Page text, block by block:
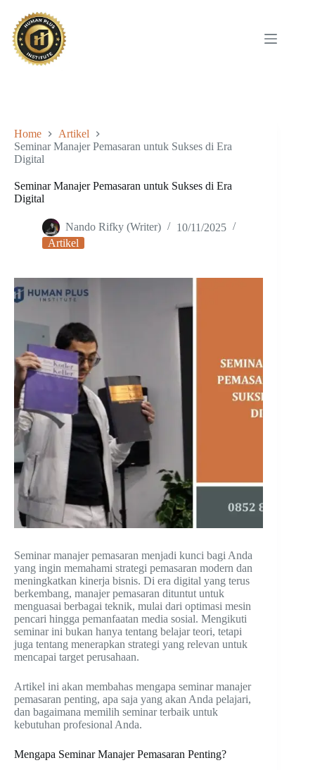
content
Home
Artikel
Seminar Manajer Pemasaran untuk Sukses di Era
Digital
Seminar Manajer Pemasaran untuk Sukses di Era
Digital
Nando Rifky (Writer)
10/11/2025
Artikel
Seminar manajer pemasaran menjadi kunci bagi Anda
yang ingin memahami strategi pemasaran modern dan
meningkatkan kinerja bisnis. Di era digital yang terus
berkembang, manajer pemasaran dituntut untuk
menguasai berbagai teknik, mulai dari optimasi mesin
pencari hingga pemanfaatan media sosial. Mengikuti
seminar ini bukan hanya tentang belajar teori, tetapi
juga tentang menerapkan strategi yang relevan untuk
mencapai target perusahaan.
Artikel ini akan membahas mengapa seminar manajer
pemasaran penting, apa saja yang akan Anda pelajari,
dan bagaimana memilih seminar terbaik untuk
kebutuhan profesional Anda.
Mengapa Seminar Manajer Pemasaran Penting?